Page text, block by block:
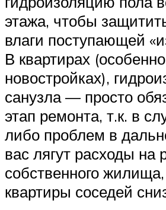
этажа, чтобы
влаги поступающей
В квартирах
новостройках),
санузла — просто
этап ремонта, т.к. в
либо проблем в
вас лягут расходы на
собственного жилища,
квартиры соседей